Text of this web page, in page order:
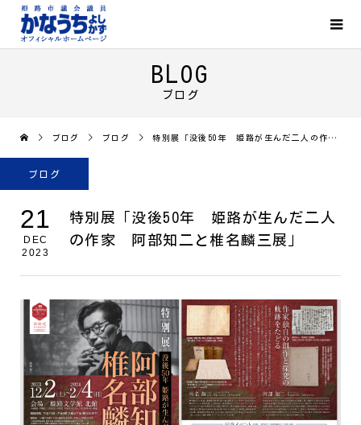
BLOG
ブログ
ブログ ブログ 特別展「没後50年 姫路が生んだ二人の作家 阿部知二と椎名麟三展」
ブログ
21
DEC
2023
特別展「没後50年 姫路が生んだ二人
の作家 阿部知二と椎名麟三展」